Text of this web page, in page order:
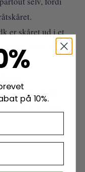
er skåret ud i et
i
HER
i smalle arealer
en tør klud efter
på 10%.